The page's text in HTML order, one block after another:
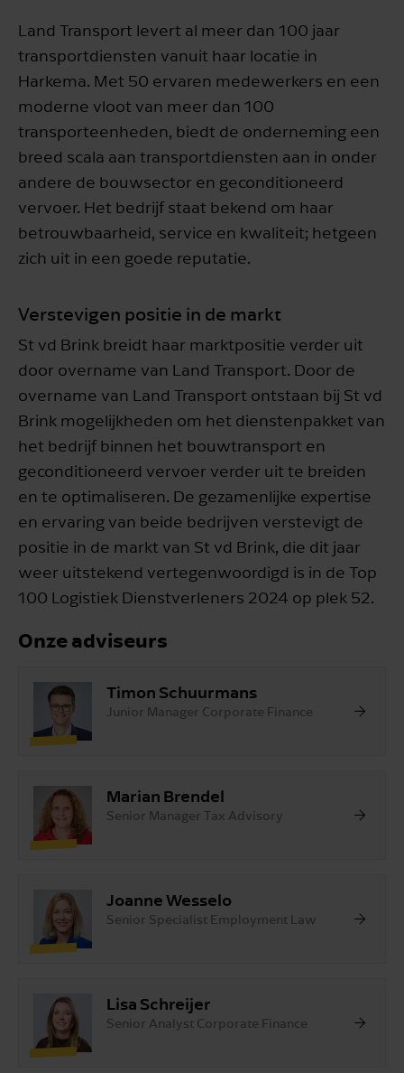
Land Transport levert al meer dan 100 jaar
transportdiensten vanuit haar locatie in
Harkema. Met 50 ervaren medewerkers en een
moderne vloot van meer dan 100
transporteenheden, biedt de onderneming een
breed scala aan transportdiensten aan in onder
andere de bouwsector en geconditioneerd
vervoer. Het bedrijf staat bekend om haar
betrouwbaarheid, service en kwaliteit; hetgeen
zich uit in een goede reputatie.
Verstevigen positie in de markt
St vd Brink breidt haar marktpositie verder uit
door overname van Land Transport. Door de
overname van Land Transport ontstaan bij St vd
Brink mogelijkheden om het dienstenpakket van
het bedrijf binnen het bouwtransport en
geconditioneerd vervoer verder uit te breiden
en te optimaliseren. De gezamenlijke expertise
en ervaring van beide bedrijven verstevigt de
positie in de markt van St vd Brink, die dit jaar
weer uitstekend vertegenwoordigd is in de Top
100 Logistiek Dienstverleners 2024 op plek 52.
Onze adviseurs
Timon Schuurmans
Junior Manager Corporate Finance
Marian Brendel
Senior Manager Tax Advisory
Joanne Wesselo
Senior Specialist Employment Law
Lisa Schreijer
Senior Analyst Corporate Finance